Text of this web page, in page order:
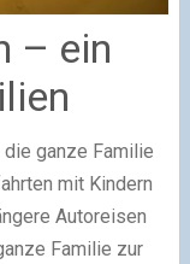
– ein
ganze Familie
mit Kindern
Autoreisen
Familie zur